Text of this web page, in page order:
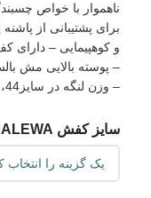
برای پشتیبانی از
– وزن لنگه در سایز44، 462 گرم
سایز کفش SALEWA